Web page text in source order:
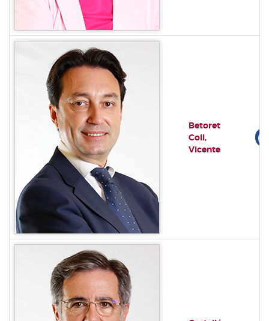
Betoret
Coll,
Vicente